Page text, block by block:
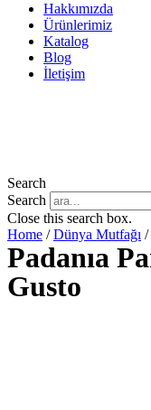
Hakkımızda
Ürünlerimiz
Katalog
Blog
İletişim
Search
Search
Close this search box.
Home /Dünya Mutfağı /
Padanıa
Gusto